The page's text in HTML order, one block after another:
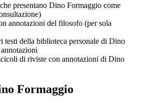
presentano Dino Formaggio come
annotazioni del filosofo (per sola
testi della biblioteca personale di Dino
di riviste con annotazioni di Dino
Formaggio